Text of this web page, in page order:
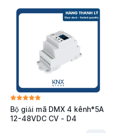
Bộ giải mã DMX 4 kênh*5A
12-48VDC CV - D4